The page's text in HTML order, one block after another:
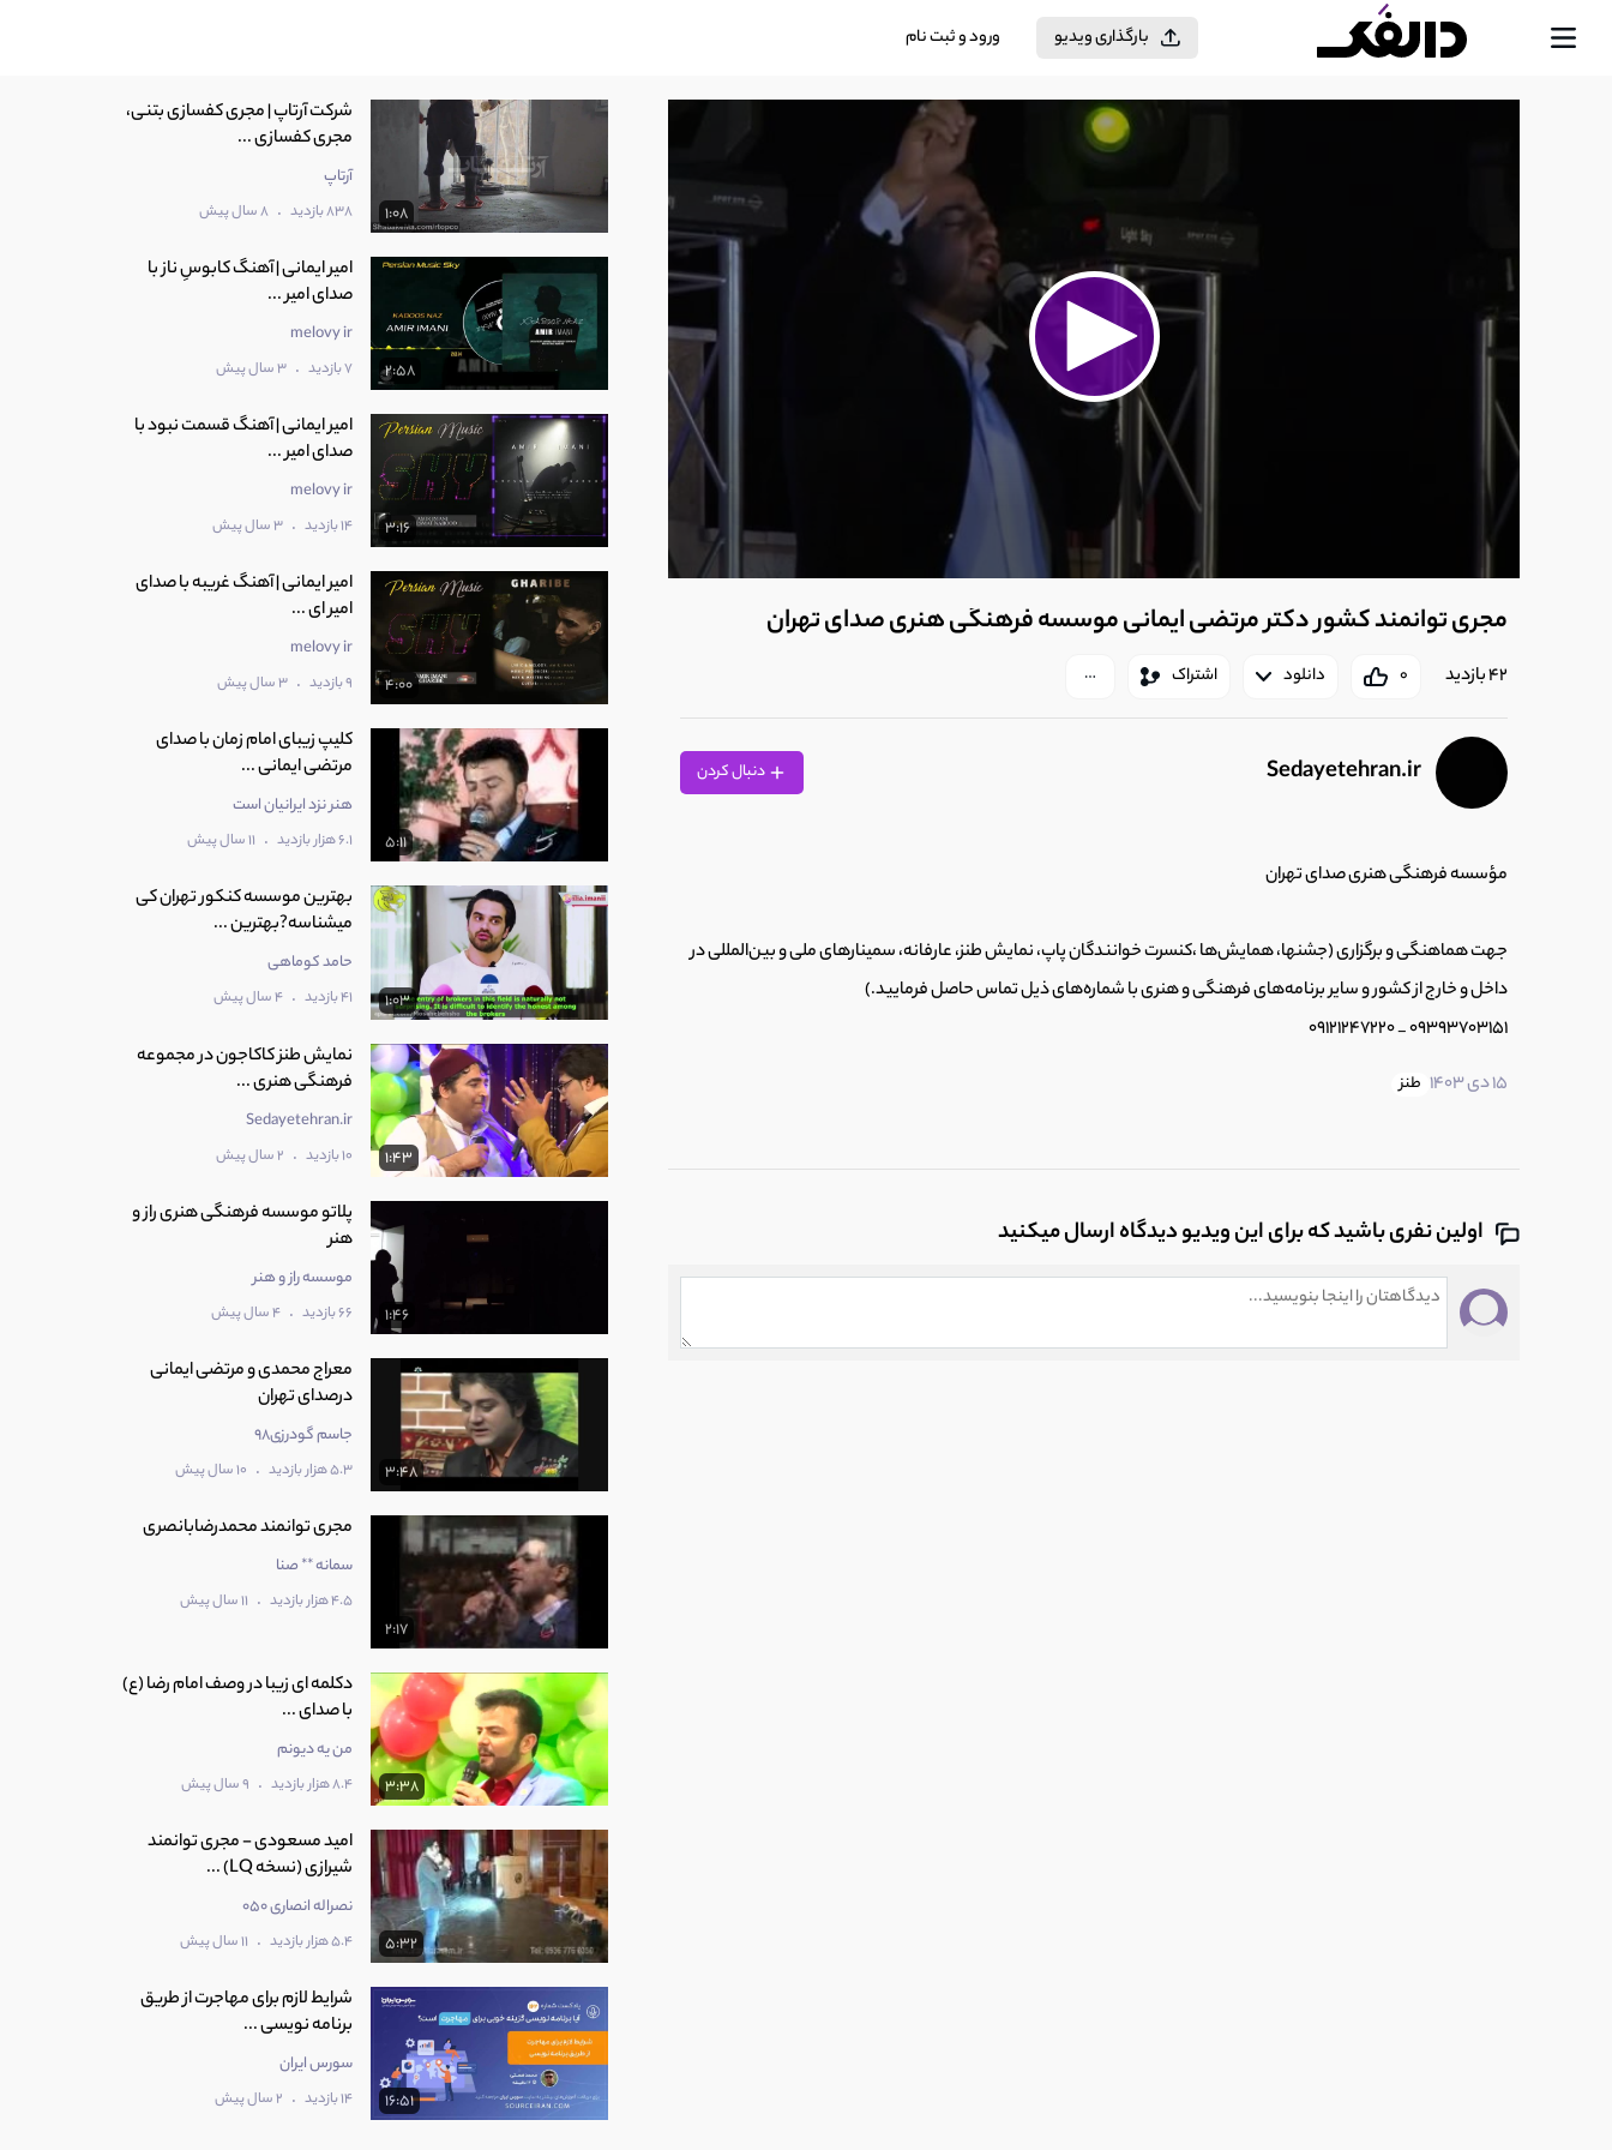
بارگذاری ویدیو ورود و ثبت نام
0
مجری توانمند کشور دکتر مرتضی ایمانی موسسه فرهنگی هنری صدای تهران
0 دانلود اشتراک 42 بازدید
Sedayetehran.ir دنبال کردن
مؤسسه فرهنگی هنری صدای تهران
جهت هماهنگی و برگزاری (جشنها، همایش‌ها ،کنسرت خوانندگان پاپ، نمایش طنز، عارفانه، سمینارهای ملی و بین‌المللی در
داخل‌ و خارج از کشور و سایر برنامه‌های فرهنگی و هنری با شماره‌های ذیل تماس حاصل فرمایید.)
09393703151 _ 09121247220
15 دی 1403
طنز
اولین نفری باشید که برای این ویدیو دیدگاه ارسال میکنید
1:08
شرکت آرتاپ | مجری کفسازی بتنی،
مجری کفسازی ...
آرتاپ
838 بازدید . 8 سال پیش
2:58
امیر ایمانی | آهنگ کابوسِ ناز با
صدای امیر ...
melovy ir
7 بازدید . 3 سال پیش
3:16
امیر ایمانی | آهنگ قسمت نبود با
صدای امیر ...
melovy ir
14 بازدید . 3 سال پیش
4:00
امیر ایمانی | آهنگ غریبه با صدای
امیر ای ...
melovy ir
9 بازدید . 3 سال پیش
5:11
کلیپ زیبای امام زمان با صدای
مرتضی ایمانی ...
هنر نزد ایرانیان است
6.1 هزار بازدید . 11 سال پیش
1:03
بهترین موسسه کنکور تهران کی
میشناسه?بهترین ...
حامد کوماهی
41 بازدید . 4 سال پیش
1:43
نمایش طنز کاکاجون در مجموعه
فرهنگی هنری ...
Sedayetehran.ir
10 بازدید . 2 سال پیش
1:46
پلاتو موسسه فرهنگی هنری راز و
هنر
موسسه راز و هنر
66 بازدید . 4 سال پیش
3:48
معراج محمدی و مرتضی ایمانی
درصدای تهران
جاسم گودرزی98
5.3 هزار بازدید . 10 سال پیش
2:17
مجری توانمند محمدرضابانصری
سمانه ** صنا
4.5 هزار بازدید . 11 سال پیش
3:38
دکلمه ای زیبا در وصف امام رضا (ع)
با صدای ...
من یه دیونم
8.4 هزار بازدید . 9 سال پیش
5:32
امید مسعودی - مجری توانمند
شیرازی (نسخه LQ) ...
نصراله انصاری 050
5.4 هزار بازدید . 11 سال پیش
16:51
شرایط لازم برای مهاجرت از طریق
برنامه نویسی ...
سورس ایران
14 بازدید . 2 سال پیش